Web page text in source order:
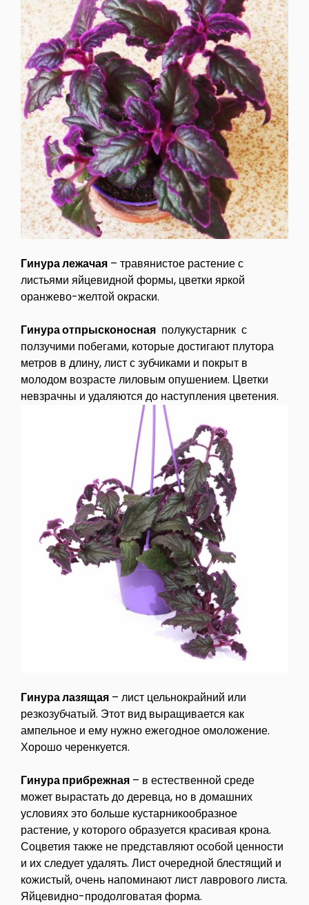
Гинура лежачая – травянистое растение с
листьями яйцевидной формы, цветки яркой
оранжево-желтой окраски.
Гинура отпрысконосная полукустарник с
ползучими побегами, которые достигают плутора
метров в длину, лист с зубчиками и покрыт в
молодом возрасте лиловым опушением. Цветки
невзрачны и удаляются до наступления цветения.
Гинура лазящая – лист цельнокрайний или
резкозубчатый. Этот вид выращивается как
ампельное и ему нужно ежегодное омоложение.
Хорошо черенкуется.
Гинура прибрежная – в естественной среде
может вырастать до деревца, но в домашних
условиях это больше кустарникообразное
растение, у которого образуется красивая крона.
Соцветия также не представляют особой ценности
и их следует удалять. Лист очередной блестящий и
кожистый, очень напоминают лист лаврового листа.
Яйцевидно-продолговатая форма.